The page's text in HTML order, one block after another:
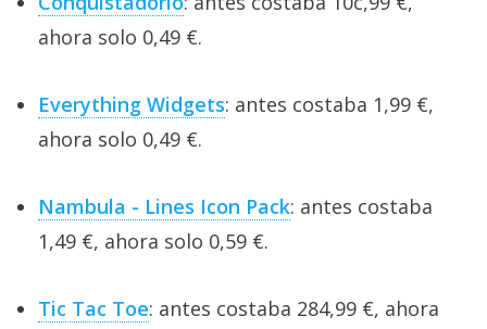
ahora solo 0,49 €.
Everything Widgets: antes costaba 1,99 €,
ahora solo 0,49 €.
Nambula - Lines Icon Pack: antes costaba
1,49 €, ahora solo 0,59 €.
Tic Tac Toe: antes costaba 284,99 €, ahora